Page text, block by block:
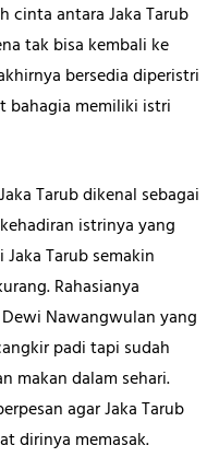
cinta antara Jaka Tarub
tak bisa kembali ke
bersedia diperistri
bahagia memiliki istri
Tarub dikenal sebagai
istrinya yang
Tarub semakin
Rahasianya
Nawangwulan yang
padi tapi sudah
makan dalam sehari.
agar Jaka Tarub
dirinya memasak.